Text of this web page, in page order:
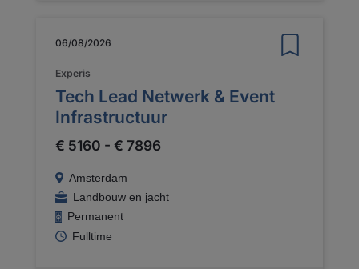
06/08/2026
Experis
Tech Lead Netwerk & Event
Infrastructuur
€ 5160 - € 7896
Amsterdam
Landbouw en jacht
Permanent
Fulltime